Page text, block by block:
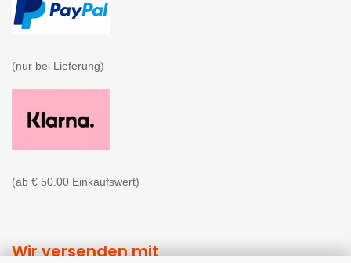
(nur bei Lieferung)
(ab € 50.00 Einkaufswert)
Wir versenden mit